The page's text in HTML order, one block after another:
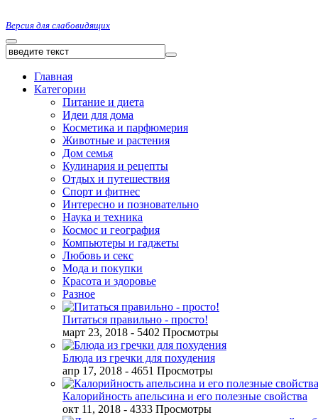
Версия для слабовидящих
Главная
Категории
Питание и диета
Идеи для дома
Косметика и парфюмерия
Животные и растения
Дом семья
Кулинария и рецепты
Отдых и путешествия
Спорт и фитнес
Интересно и позновательно
Наука и техника
Космос и география
Компьютеры и гаджеты
Любовь и секс
Мода и покупки
Красота и здоровье
Разное
Питаться правильно - просто!
март 23, 2018 - 5402 Просмотры
Блюда из гречки для похудения
апр 17, 2018 - 4651 Просмотры
Калорийность апельсина и его полезные свойства
окт 11, 2018 - 4333 Просмотры